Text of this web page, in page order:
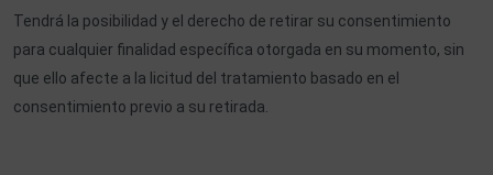
Tendrá la posibilidad y el derecho de retirar su consentimiento
para cualquier finalidad específica otorgada en su momento, sin
que ello afecte a la licitud del tratamiento basado en el
consentimiento previo a su retirada.